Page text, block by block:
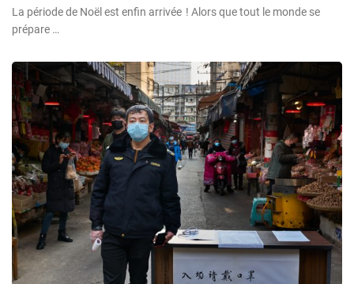
La période de Noël est enfin arrivée ! Alors que tout le monde se
prépare …